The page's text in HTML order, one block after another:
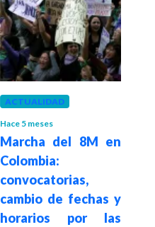
ACTUALIDAD
Hace 5 meses
Marcha del 8M en
Colombia:
convocatorias,
cambio de fechas y
horarios por las